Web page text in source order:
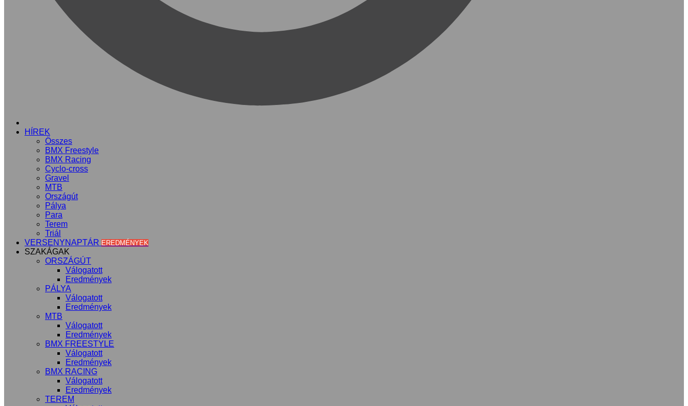
HÍREK
Összes
BMX Freestyle
BMX Racing
Cyclo-cross
Gravel
MTB
Országút
Pálya
Para
Terem
Triál
VERSENYNAPTÁR EREDMÉNYEK
SZAKÁGAK
ORSZÁGÚT
Válogatott
Eredmények
PÁLYA
Válogatott
Eredmények
MTB
Válogatott
Eredmények
BMX FREESTYLE
Válogatott
Eredmények
BMX RACING
Válogatott
Eredmények
TEREM